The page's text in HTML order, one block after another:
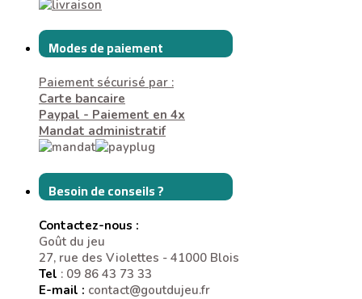
Modes de paiement
Paiement sécurisé par :
Carte bancaire
Paypal - Paiement en 4x
Mandat administratif
Besoin de conseils ?
Contactez-nous :
Goût du jeu
27, rue des Violettes - 41000 Blois
Tel : 09 86 43 73 33
E-mail : contact@goutdujeu.fr